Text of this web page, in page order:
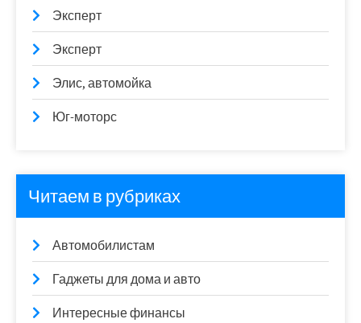
Эксперт
Эксперт
Элис, автомойка
Юг-моторс
Читаем в рубриках
Автомобилистам
Гаджеты для дома и авто
Интересные финансы